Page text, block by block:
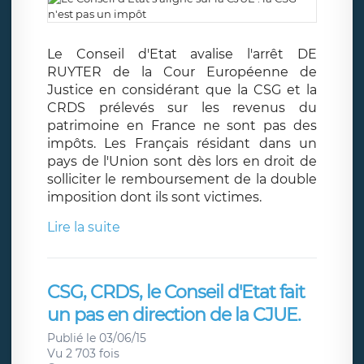
Le Conseil d'Etat avalise l'arrêt DE
RUYTER de la Cour Européenne de
Justice en considérant que la CSG et la
CRDS prélevés sur les revenus du
patrimoine en France ne sont pas des
impôts. Les Français résidant dans un
pays de l'Union sont dès lors en droit de
solliciter le remboursement de la double
imposition dont ils sont victimes.
Lire la suite
CSG, CRDS, le Conseil d'Etat fait
un pas en direction de la CJUE.
Publié le 03/06/15
Vu 2 703 fois